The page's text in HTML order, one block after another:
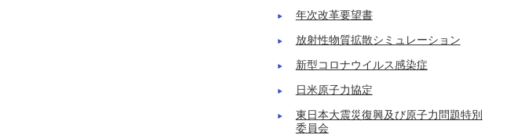
年次改革要望書
放射性物質拡散シミュレーション
新型コロナウイルス感染症
日米原子力協定
東日本大震災復興及び原子力問題特別
委員会